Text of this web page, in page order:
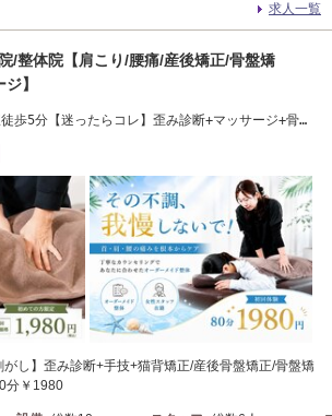
求人一覧
/整体院【肩こり/腰痛/産後矯正/骨盤矯
】
歩5分【迷ったらコレ】歪み診断+マッサージ+骨
し】歪み診断+手技+猫背矯正/産後骨盤矯正/骨盤矯
分￥1980